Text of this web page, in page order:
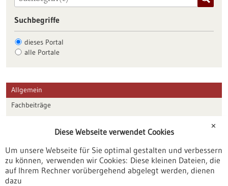
Suchbegriffe
dieses Portal
alle Portale
Allgemein
Fachbeiträge
Veranstaltungen
Erscheinungsdatum
✕
Diese Webseite verwendet Cookies
Um unsere Webseite für Sie optimal gestalten und verbessern
zu können, verwenden wir Cookies: Diese kleinen Dateien, die
auf Ihrem Rechner vorübergehend abgelegt werden, dienen
dazu